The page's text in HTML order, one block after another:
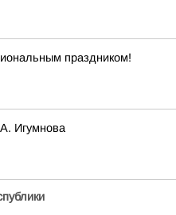
праздником!
Игумнова